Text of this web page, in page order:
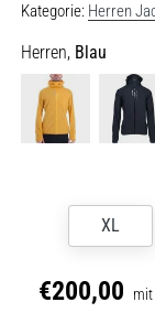
Kategorie: Herren
Herren, Blau
XL
€200,00 mit